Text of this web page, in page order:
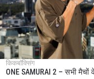
किकबॉक्सिंग
ONE SAMURAI 2 – सभी